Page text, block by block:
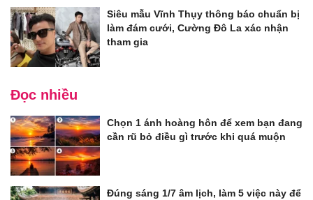
Siêu mẫu Vĩnh Thụy thông báo chuẩn bị
làm đám cưới, Cường Đô La xác nhận
tham gia
Đọc nhiều
Chọn 1 ánh hoàng hôn để xem bạn đang
cần rũ bỏ điều gì trước khi quá muộn
Đúng sáng 1/7 âm lịch, làm 5 việc này để